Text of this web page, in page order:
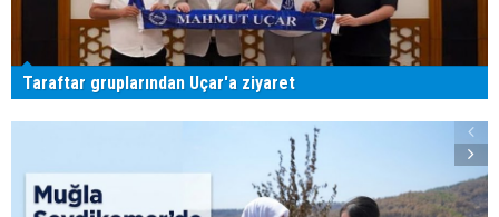
Taraftar gruplarından Uçar'a ziyaret